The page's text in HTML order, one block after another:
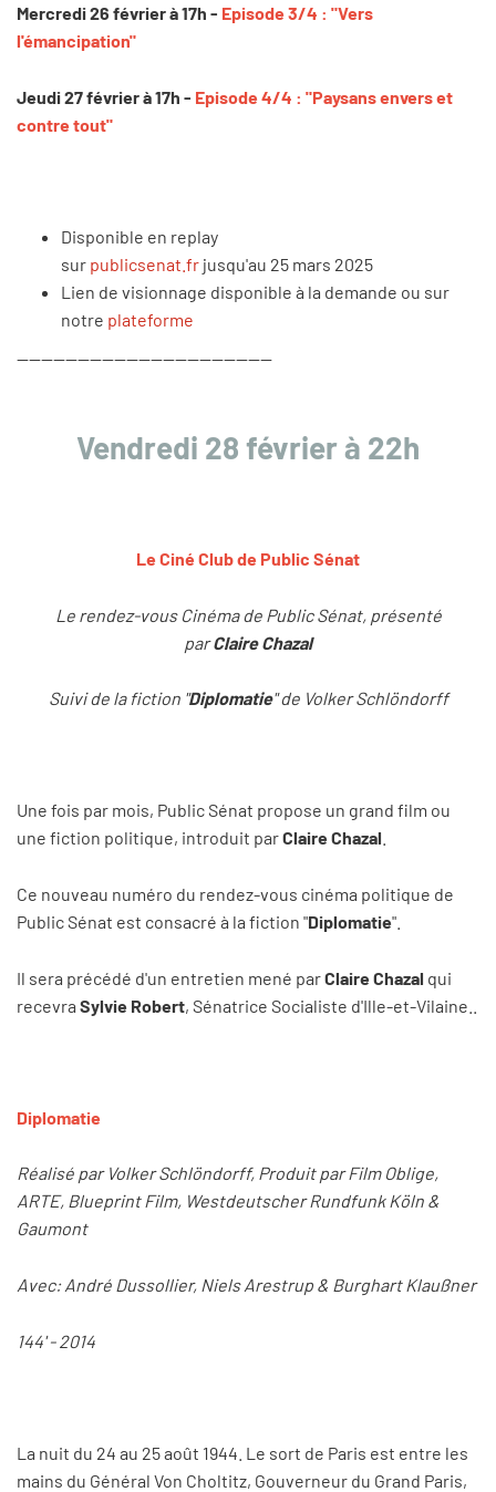
Mercredi 26 février à 17h - Episode 3/4 : "Vers
l'émancipation"
Jeudi 27 février à 17h - Episode 4/4 : "Paysans envers et
contre tout"
Disponible en replay
sur publicsenat.fr jusqu'au 25 mars 2025
Lien de visionnage disponible à la demande ou sur
notre plateforme
------------------------------------------
Vendredi 28 février à 22h
Le Ciné Club de Public Sénat
Le rendez-vous Cinéma de Public Sénat, présenté
parClaire Chazal
Suivi de la fiction "Diplomatie" de Volker Schlöndorff
Une fois par mois, Public Sénat propose un grand film ou
une fiction politique, introduit parClaire Chazal
Ce nouveau numéro du rendez-vous cinéma politique de
Public Sénat est consacré à la fiction "Diplomatie".
Il sera précédé d'un entretien mené parClaire Chazal qui
recevra Sylvie Robert, Sénatrice Socialiste d'Ille-et-Vilaine..
Diplomatie
Réalisé par Volker Schlöndorff, Produit par Film Oblige,
ARTE, Blueprint Film, Westdeutscher Rundfunk Köln &
Gaumont
Avec: André Dussollier, Niels Arestrup & Burghart Klaußner
144' - 2014
La nuit du 24 au 25 août 1944. Le sort de Paris est entre les
mains du Général Von Choltitz, Gouverneur du Grand Paris,